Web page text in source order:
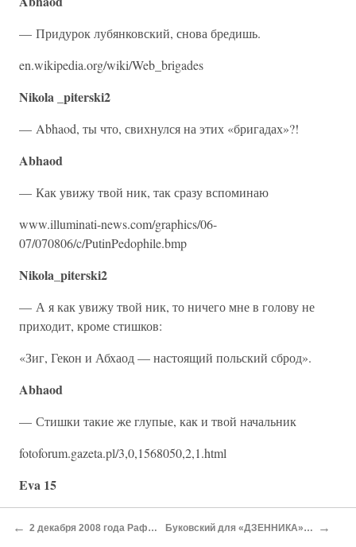
— Придурок лубянковский, снова бредишь.
en.wikipedia.org/wiki/Web_brigades
Nikola _piterski2
— Abhaod, ты что, свихнулся на этих «бригадах»?!
Abhaod
— Как увижу твой ник, так сразу вспоминаю
www.illuminati-news.com/graphics/06-
07/070806/c/PutinPedophile.bmp
Nikola_piterski2
— А я как увижу твой ник, то ничего мне в голову не
приходит, кроме стишков:
«Зиг, Гекон и Абхаод — настоящий польский сброд».
Abhaod
— Стишки такие же глупые, как и твой начальник
fotoforum.gazeta.pl/3,0,1568050,2,1.html
Eva 15
совершенно иначе выглядела, и с ней бы считались. Их
← 2 декабря 2008 года Рафал Костшиньский Жёсткие переговоры на коленях Буковский для «ДЗЕННИКА» об Алексии II «Патриарх был просто чиновником Путина» →